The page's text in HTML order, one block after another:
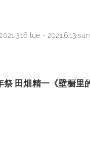
2021.3.16 tue - 2021.6.13 sun
祭 田畑精一《壁橱里